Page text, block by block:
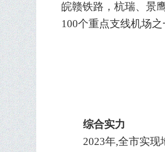
皖赣铁路，杭瑞、景
100个重点支线机场
综合实力
2023年,全市实现